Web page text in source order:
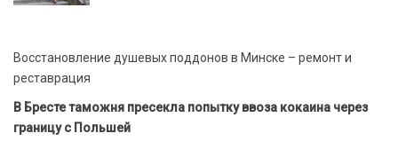
Восстановление душевых поддонов в Минске – ремонт и
реставрация
В Бресте таможня пресекла попытку ввоза кокаина через
границу с Польшей